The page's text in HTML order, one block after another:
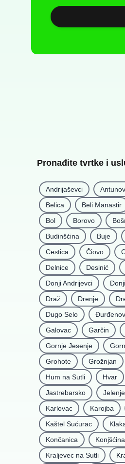
Pronađite tvrtke i
Andrijaševci
Belica
Beli Manastir
Bol
Borovo
Budinšćina
Buje
Cestica
Čiovo
Delnice
Desinić
Donji Andrijevci
Draž
Drenje
Dugo Selo
Galovac
Garčin
Gornje Jesenje
Grohote
Grožnjan
Hum na Sutli
Hvar
Jastrebarsko
Jelenje
Karlovac
Karojba
Kaštel Sućurac
Končanica
Konjšćina
Kraljevec na Sutli